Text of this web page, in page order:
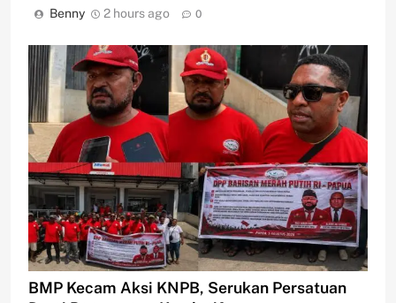
Benny 2 hours ago 0
BMP Kecam Aksi KNPB, Serukan Persatuan